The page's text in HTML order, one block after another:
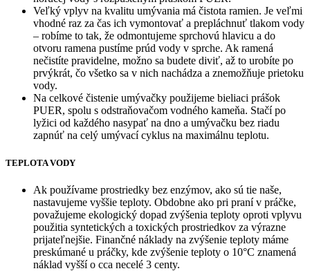
Veľký vplyv na kvalitu umývania má čistota ramien. Je veľmi
vhodné raz za čas ich vymontovať a prepláchnuť tlakom vody
– robíme to tak, že odmontujeme sprchovú hlavicu a do
otvoru ramena pustíme prúd vody v sprche. Ak ramená
nečistíte pravidelne, možno sa budete diviť, až to urobíte po
prvýkrát, čo všetko sa v nich nachádza a znemožňuje prietoku
vody.
Na celkové čistenie umývačky použijeme bieliaci prášok
PUER, spolu s odstraňovačom vodného kameňa. Stačí po
lyžici od každého nasypať na dno a umývačku bez riadu
zapnúť na celý umývací cyklus na maximálnu teplotu.
TEPLOTA VODY
Ak používame prostriedky bez enzýmov, ako sú tie naše,
nastavujeme vyššie teploty. Obdobne ako pri praní v práčke,
považujeme ekologický dopad zvýšenia teploty oproti vplyvu
použitia syntetických a toxických prostriedkov za výrazne
prijateľnejšie. Finančné náklady na zvýšenie teploty máme
preskúmané u práčky, kde zvýšenie teploty o 10°C znamená
náklad vyšší o cca necelé 3 centy.